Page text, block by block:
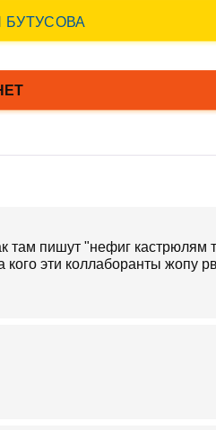
там пишут "нефиг кастрюлям
кого эти коллаборанты жопу